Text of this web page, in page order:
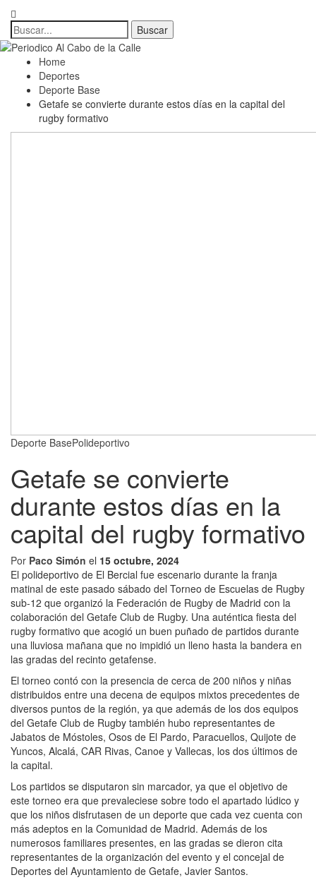
Home
Deportes
Deporte Base
Getafe se convierte durante estos días en la capital del
rugby formativo
Deporte BasePolideportivo
Getafe se convierte
durante estos días en la
capital del rugby formativo
Por Paco Simón el 15 octubre, 2024
El polideportivo de El Bercial fue escenario durante la franja
matinal de este pasado sábado del Torneo de Escuelas de Rugby
sub-12 que organizó la Federación de Rugby de Madrid con la
colaboración del Getafe Club de Rugby. Una auténtica fiesta del
rugby formativo que acogió un buen puñado de partidos durante
una lluviosa mañana que no impidió un lleno hasta la bandera en
las gradas del recinto getafense.
El torneo contó con la presencia de cerca de 200 niños y niñas
distribuidos entre una decena de equipos mixtos precedentes de
diversos puntos de la región, ya que además de los dos equipos
del Getafe Club de Rugby también hubo representantes de
Jabatos de Móstoles, Osos de El Pardo, Paracuellos, Quijote de
Yuncos, Alcalá, CAR Rivas, Canoe y Vallecas, los dos últimos de
la capital.
Los partidos se disputaron sin marcador, ya que el objetivo de
este torneo era que prevaleciese sobre todo el apartado lúdico y
que los niños disfrutasen de un deporte que cada vez cuenta con
más adeptos en la Comunidad de Madrid. Además de los
numerosos familiares presentes, en las gradas se dieron cita
representantes de la organización del evento y el concejal de
Deportes del Ayuntamiento de Getafe, Javier Santos.